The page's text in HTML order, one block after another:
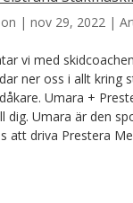
| nov 29, 2022|
vi med
ner oss i allt kring
Umara +
dig. Umara är den
att driva Prestera